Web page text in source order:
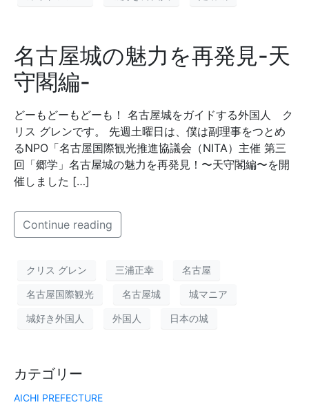
名古屋城の魅力を再発見-天
守閣編-
どーもどーもどーも！ 名古屋城をガイドする外国人 ク
リス グレンです。 先週土曜日は、僕は副理事をつとめ
るNPO「名古屋国際観光推進協議会（NITA）主催 第三
回「郷学」名古屋城の魅力を再発見！〜天守閣編〜を開
催しました […]
Continue reading
クリス グレン 三浦正幸 名古屋
名古屋国際観光 名古屋城 城マニア
城好き外国人 外国人 日本の城
カテゴリー
AICHI PREFECTURE